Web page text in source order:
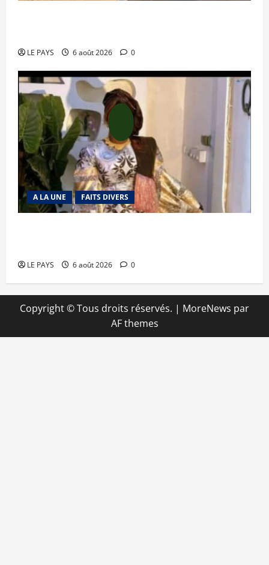
LE PAYS 6 août 2026 0
A LA UNE FAITS DIVERS
LE PAYS 6 août 2026 0
Copyright © Tous droits réservés. | MoreNews par
AF themes